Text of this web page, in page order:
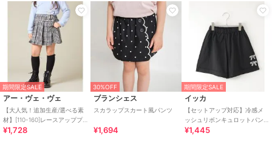
期間限定SALE
アー・ヴェ・ヴェ
【大人気！追加生産/選べる素
材】[110-160]レースアッププ
リーツスカパン
¥1,728
30%OFF
ブランシェス
スカラップスカート風パンツ
¥1,694
期間限定SALE
イッカ
【セットアップ対応】冷感メ
ッシュリボンキュロットパン
ツ（120?160cm）
¥1,445